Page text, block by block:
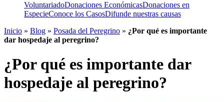
VoluntariadoDonaciones EconómicasDonaciones en
EspecieConoce los CasosDifunde nuestras causas
Inicio » Blog » Posada del Peregrino » ¿Por qué es importante
dar hospedaje al peregrino?
¿Por qué es importante dar
hospedaje al peregrino?